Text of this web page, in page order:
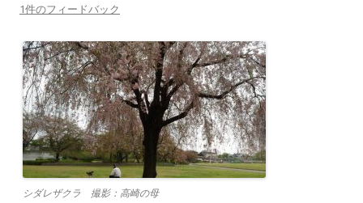
1件のフィードバック
シダレザクラ 撮影：高崎の母